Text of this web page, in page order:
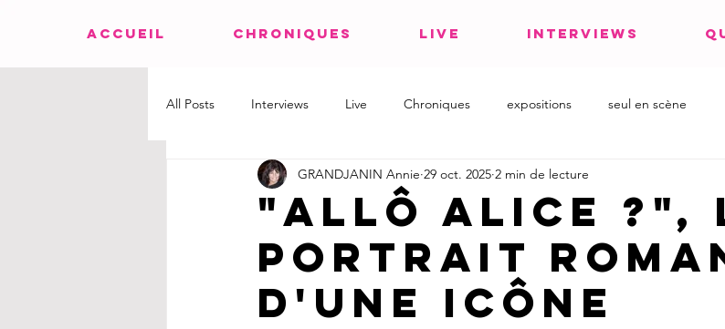
ACCUEIL CHRONIQUES LIVE INTERVIEWS
All Posts Interviews Live Chroniques expositions seul en scène
"Allô Alice ?",
portrait
d'une icône
GRANDJANIN Annie 29 oct. 2025 2 min de lecture